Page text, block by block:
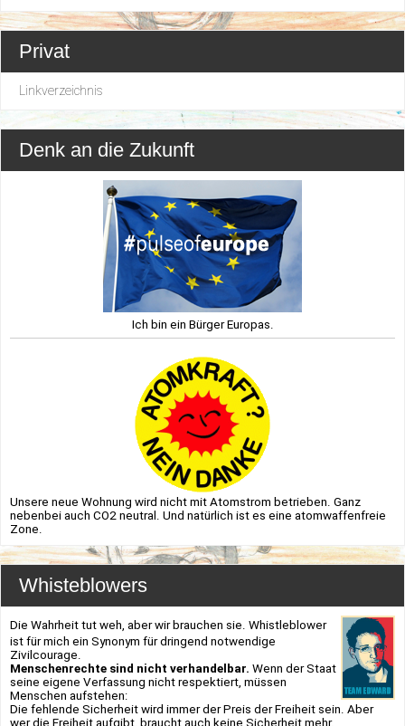
Privat
Linkverzeichnis
Denk an die Zukunft
Ich bin ein Bürger Europas.
Unsere neue Wohnung wird nicht mit Atomstrom betrieben. Ganz
nebenbei auch CO2 neutral. Und natürlich ist es eine atomwaffenfreie
Zone.
Whisteblowers
Die Wahrheit tut weh, aber wir brauchen sie. Whistleblower
ist für mich ein Synonym für dringend notwendige
Zivilcourage.
Menschenrechte sind nicht verhandelbar. Wenn der Staat
seine eigene Verfassung nicht respektiert, müssen
Menschen aufstehen:
Die fehlende Sicherheit wird immer der Preis der Freiheit sein. Aber
wer die Freiheit aufgibt, braucht auch keine Sicherheit mehr.